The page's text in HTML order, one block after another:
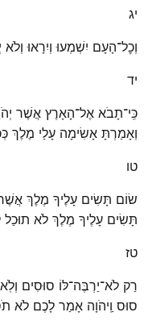
יג
וְכׇל־הָעָם יִשְׁמְעוּ וְיִרָאוּ וְלֹא
יד
כִּֽי־תָבֹא אֶל־הָאָרֶץ אֲשֶׁר
וְאָמַרְתָּ אָשִׂימָה עָלַי מֶלֶךְ
טו
שׂוֹם תָּשִׂים עָלֶיךָ מֶלֶךְ
תָּשִׂים עָלֶיךָ מֶלֶךְ לֹא תוּכַל
טז
רַק לֹא־יַרְבֶּה־לּוֹ סוּסִים
סוּס וַֽיהֹוָה אָמַר לָכֶם לֹא